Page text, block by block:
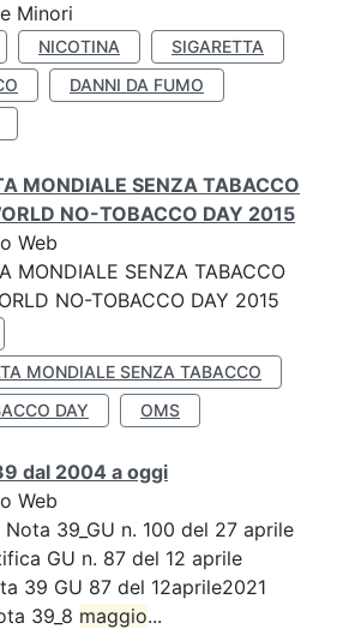
Minori
NICOTINA
SIGARETTA
DANNI DA FUMO
MONDIALE SENZA TABACCO
NO-TOBACCO DAY 2015
Web
MONDIALE SENZA TABACCO
NO-TOBACCO DAY 2015
MONDIALE SENZA TABACCO
DAY
OMS
dal 2004 a oggi
Web
39_GU n. 100 del 27 aprile
GU n. 87 del 12 aprile
39 GU 87 del 12aprile2021
39_8 maggio...